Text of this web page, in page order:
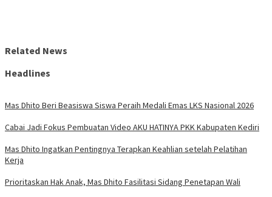
Related News
Headlines
Mas Dhito Beri Beasiswa Siswa Peraih Medali Emas LKS Nasional 2026
Cabai Jadi Fokus Pembuatan Video AKU HATINYA PKK Kabupaten Kediri
Mas Dhito Ingatkan Pentingnya Terapkan Keahlian setelah Pelatihan
Kerja
Prioritaskan Hak Anak, Mas Dhito Fasilitasi Sidang Penetapan Wali